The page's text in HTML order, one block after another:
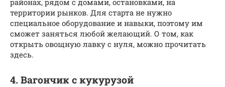
территории рынков. Для старта не нужно
специальное оборудование и навыки, поэтому им
сможет заняться любой желающий. О том, как
открыть овощную лавку с нуля, можно прочитать
здесь.
4. Вагончик с кукурузой